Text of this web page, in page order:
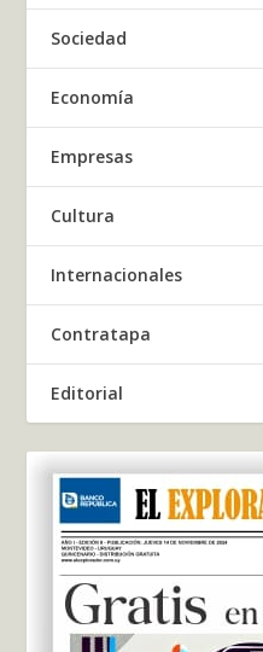
Sociedad
Economía
Empresas
Cultura
Internacionales
Contratapa
Editorial